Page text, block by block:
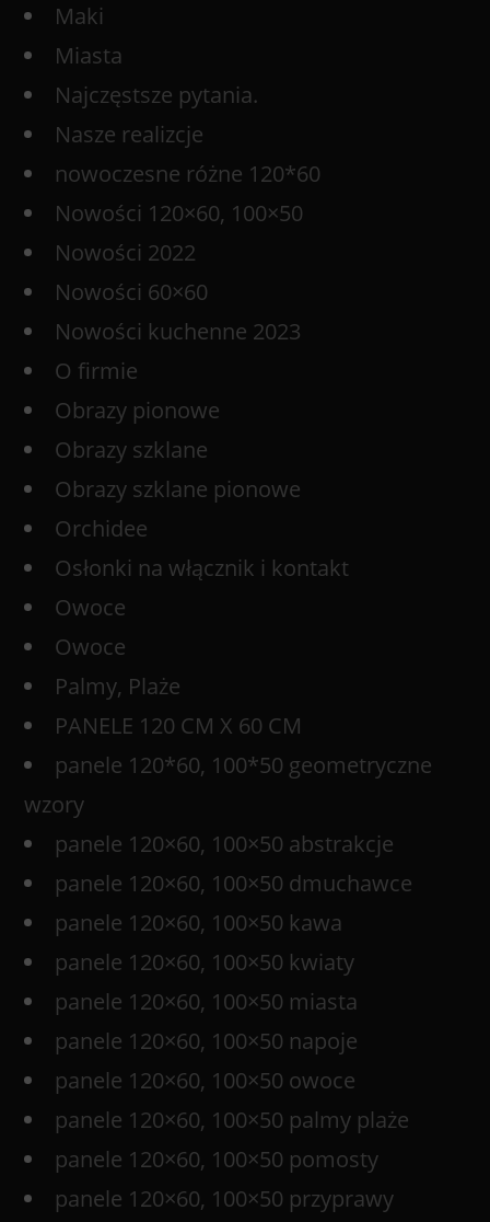
Maki
Miasta
Najczęstsze pytania.
Nasze realizcje
nowoczesne różne 120*60
Nowości 120×60, 100×50
Nowości 2022
Nowości 60×60
Nowości kuchenne 2023
O firmie
Obrazy pionowe
Obrazy szklane
Obrazy szklane pionowe
Orchidee
Osłonki na włącznik i kontakt
Owoce
Owoce
Palmy, Plaże
PANELE 120 CM X 60 CM
panele 120*60, 100*50 geometryczne
wzory
panele 120×60, 100×50 abstrakcje
panele 120×60, 100×50 dmuchawce
panele 120×60, 100×50 kawa
panele 120×60, 100×50 kwiaty
panele 120×60, 100×50 miasta
panele 120×60, 100×50 napoje
panele 120×60, 100×50 owoce
panele 120×60, 100×50 palmy plaże
panele 120×60, 100×50 pomosty
panele 120×60, 100×50 przyprawy